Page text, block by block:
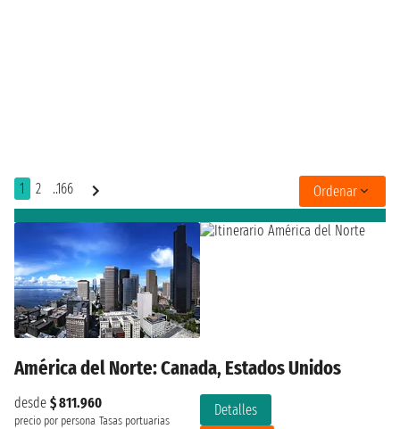
1 2 ..166 Ordenar
América del Norte: Canada, Estados Unidos
desde $ 811.960
precio por persona Tasas portuarias
Detalles